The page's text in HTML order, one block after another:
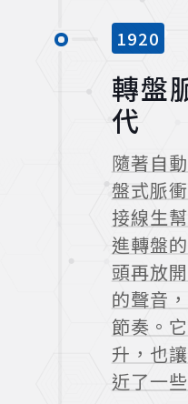
1920
轉盤
代
隨著自
盤式脈
接線生
進轉盤
頭再放
的聲音
節奏。
升，也
近了一些